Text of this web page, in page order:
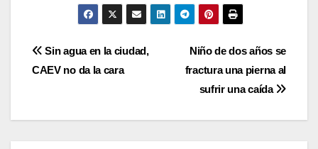
Navegación
entradas
Niño de dos años se
fractura una pierna al
sufrir una caída
Sin agua en la ciudad,
CAEV no da la cara